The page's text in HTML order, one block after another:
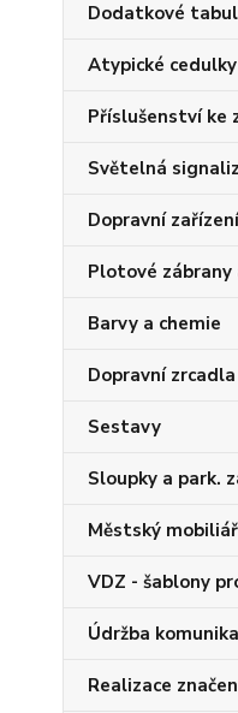
Dodatkové
Atypické cedulky
Příslušenství ke
Světelná
Dopravní zařízení
Plotové zábrany
Barvy a chemie
Dopravní zrcadla
Sestavy
Sloupky a park.
Městský mobiliář
VDZ - šablony
Údržba
Realizace